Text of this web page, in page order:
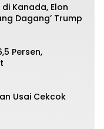
Kanada, Elon
Dagang’ Trump
Persen,
Usai Cekcok